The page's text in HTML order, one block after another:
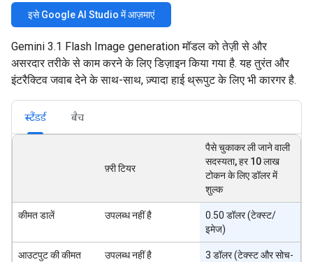
इसे Google AI Studio में आज़माएं
Gemini 3.1 Flash Image generation मॉडल को तेज़ी से और
असरदार तरीके से काम करने के लिए डिज़ाइन किया गया है. यह तुरंत और
इंटरैक्टिव जवाब देने के साथ-साथ, ज़्यादा हाई थ्रूपुट के लिए भी कारगर है.
स्टैंडर्ड बैच
फ़्री टियर
पैसे चुकाकर ली जाने वाली
सदस्यता, हर 10 लाख
टोकन के लिए डॉलर में
शुल्क
कीमत डालें उपलब्ध नहीं है
0.50 डॉलर (टेक्स्ट/
इमेज)
आउटपुट की कीमत उपलब्ध नहीं है
3 डॉलर (टेक्स्ट और सोच-